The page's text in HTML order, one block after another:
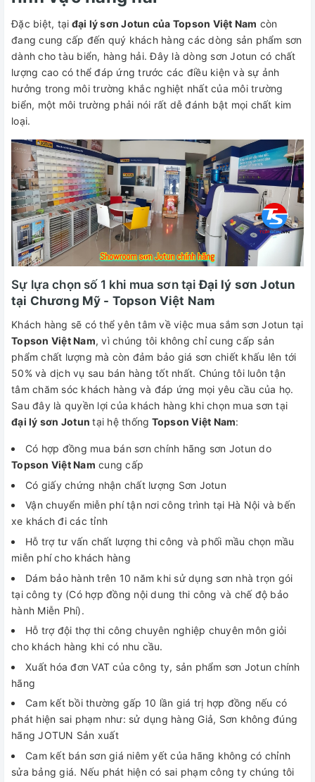
Đặc biệt, tại đại lý sơn Jotun của Topson Việt Nam còn
đang cung cấp đến quý khách hàng các dòng sản phẩm sơn
dành cho tàu biển, hàng hải. Đây là dòng sơn Jotun có chất
lượng cao có thể đáp ứng trước các điều kiện và sự ảnh
hưởng trong môi trường khắc nghiệt nhất của môi trường
biển, một môi trường phải nói rất dễ đánh bật mọi chất kim
loại.
Sự lựa chọn số 1 khi mua sơn tạiĐại lý sơn Jotun
tại Chương Mỹ - Topson Việt Nam
Khách hàng sẽ có thể yên tâm về việc mua sắm sơn Jotun tại
Topson Việt Nam, vì chúng tôi không chỉ cung cấp sản
phẩm chất lượng mà còn đảm bảo giá sơn chiết khấu lên tới
50% và dịch vụ sau bán hàng tốt nhất. Chúng tôi luôn tận
tâm chăm sóc khách hàng và đáp ứng mọi yêu cầu của họ.
Sau đây là quyền lợi của khách hàng khi chọn mua sơn tại
đại lý sơn Jotuntại hệ thống Topson Việt Nam:
Có hợp đồng mua bán sơn chính hãng sơn Jotun do
Topson Việt Nam cung cấp
Có giấy chứng nhận chất lượng Sơn Jotun
Vận chuyển miễn phí tận nơi công trình tại Hà Nội và bến
xe khách đi các tỉnh
Hỗ trợ tư vấn chất lượng thi công và phối mầu chọn mầu
miễn phí cho khách hàng
Dám bảo hành trên 10 năm khi sử dụng sơn nhà trọn gói
tại công ty (Có hợp đồng nội dung thi công và chế độ bảo
hành Miễn Phí).
Hỗ trợ đội thợ thi công chuyên nghiệp chuyên môn giỏi
cho khách hàng khi có nhu cầu.
Xuất hóa đơn VAT của công ty, sản phẩm sơn Jotun chính
hãng
Cam kết bồi thường gấp 10 lần giá trị hợp đồng nếu có
phát hiện sai phạm như: sử dụng hàng Giả, Sơn không đúng
hãng JOTUN Sản xuất
Cam kết bán sơn giá niêm yết của hãng không có chỉnh
sửa bảng giá. Nếu phát hiện có sai phạm công ty chúng tôi